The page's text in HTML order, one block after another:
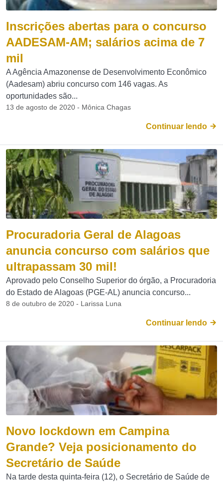
Inscrições abertas para o concurso
AADESAM-AM; salários acima de 7
mil
A Agência Amazonense de Desenvolvimento Econômico
(Aadesam) abriu concurso com 146 vagas. As
oportunidades são...
13 de agosto de 2020 - Mônica Chagas
Continuar lendo
Procuradoria Geral de Alagoas
anuncia concurso com salários que
ultrapassam 30 mil!
Aprovado pelo Conselho Superior do órgão, a Procuradoria
do Estado de Alagoas (PGE-AL) anuncia concurso...
8 de outubro de 2020 - Larissa Luna
Continuar lendo
Novo lockdown em Campina
Grande? Veja posicionamento do
Secretário de Saúde
Na tarde desta quinta-feira (12), o Secretário de Saúde de